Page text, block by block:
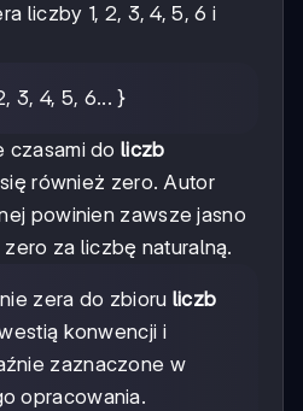
liczby 1, 2, 3, 4, 5, 6 i
3, 4, 5, 6... }
czasami do liczb
również zero. Autor
powinien zawsze jasno
za liczbę naturalną.
zera do zbioru liczb
konwencji i
zaznaczone w
opracowania.